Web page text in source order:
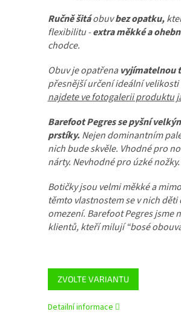
ZVOLTE VARIANTU
Ručně šitáobuvbez opatku,
flexibilitu -extra měkké a
chodce.
Obuv je opatřenavyjímatelnou
přesnější určení ideální
najdete ve fotogalerii produktu
Barefoot Pegres se pyšní
prstíky.Nejen dominantním
nich bude skvěle. Vhodné pro
nárty. Nevhodné pro úzké nožky.
Botičky jsou velmi měkké a
těmto vlastnostem se v nich děti
omezení. Barefoot Pegres jsme
klientů, kteří milují “bosé
Detailní informace